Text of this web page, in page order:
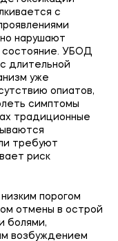
с
нарушают
состояние. УБОД
длительной
уже
опиатов,
симптомы
традиционные
требуют
риск
порогом
отмены в острой
болями,
возбуждением